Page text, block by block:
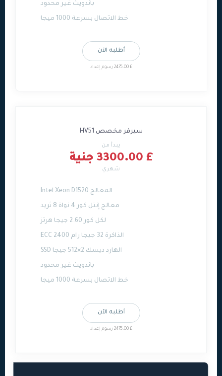
باندويث غير محدود
خط الاتصال بسرعة 1000 ميجا
أطلبه الآن
£ 2475.00 رسوم إعداد
سيرفر مخصص HV51
يبدأ من
£ 3300.00 جنية
شهري
المعالج Intel Xeon D1520
معالج إنتل كور 4 نواة 8 ثريد
لكل كور 2.60 جيجا هرتز
الذاكرة 32 جيجا رام ECC 2400
الهارد ديسك 2×512 جيجا SSD
باندويث غير محدود
خط الاتصال بسرعة 1000 ميجا
أطلبه الآن
£ 2475.00 رسوم إعداد